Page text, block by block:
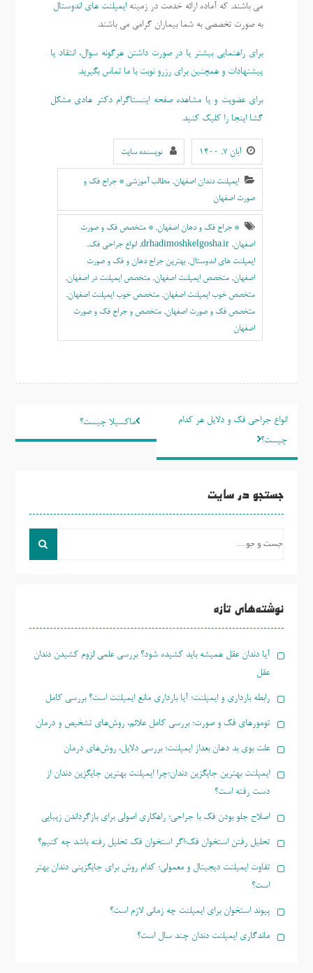
می باشند. که آماده ارائه خدمت در زمینهایمپلنت های اندوستال
به صورت تخصصی به شما بیماران گرامی می باشند.
برای راهنمایی بیشتر یا در صورت داشتن هرگونه سوال، انتقاد یا
پیشنهادات و همچنین برای رزرو نوبت با ما تماس بگیرید.
برای عضویت و یا مشاهده صفحه اینستاگرام دکتر هادی مشکل
گشا اینجا را کلیک کنید.
آبان ۷, ۱۴۰۰ نویسنده سایت
ایمپلنت دندان اصفهان, مطالب آموزشی * جراح فک و
صورت اصفهان
* جراح فک و دهان اصفهان, * متخصص فک و صورت
اصفهان,
drhadimoshkelgosha.ir
, انواع جراحی فک,
ایمپلنت های اندوستال,بهترين جراح دهان و فک و صورت
اصفهان, متخصص ایمپلنت اصفهان, متخصص ایمپلنت در اصفهان,
متخصص خوب ايمپلنت اصفهان, متخصص خوب ایمپلنت اصفهان,
متخصص فک و صورت اصفهان, متخصص و جراح فک و صورت
اصفهان
راهبری
نوشته
ماکسیلا چیست؟
انواع جراحی فک و دلایل هر کدام
چیست؟
جستجو در سایت
نوشته‌های تازه
آیا دندان عقل همیشه باید کشیده شود؟ بررسی علمی لزوم کشیدن دندان
عقل
رابطه بارداری و ایمپلنت؛ آیا بارداری مانع ایمپلنت است؟ بررسی کامل
تومورهای فک و صورت؛ بررسی کامل علائم، روش‌های تشخیص و درمان
علت بوی بد دهان بعداز ایمپلنت؛ بررسی دلایل، روش‌های درمان
ایمپلنت بهترین جایگزین دندان؛چرا ایمپلنت بهترین جایگزین دندان از
دست رفته است؟
اصلاح جلو بودن فک با جراحی؛ راهکاری اصولی برای بازگرداندن زیبایی
تحلیل رفتن استخوان فک؛اگر استخوان فک تحلیل رفته باشد چه کنیم؟
تفاوت ایمپلنت دیجیتال و معمولی؛ کدام روش برای جایگزینی دندان بهتر
است؟
پیوند استخوان برای ایمپلنت چه زمانی لازم است؟
ماندگاری ایمپلنت دندان چند سال است؟